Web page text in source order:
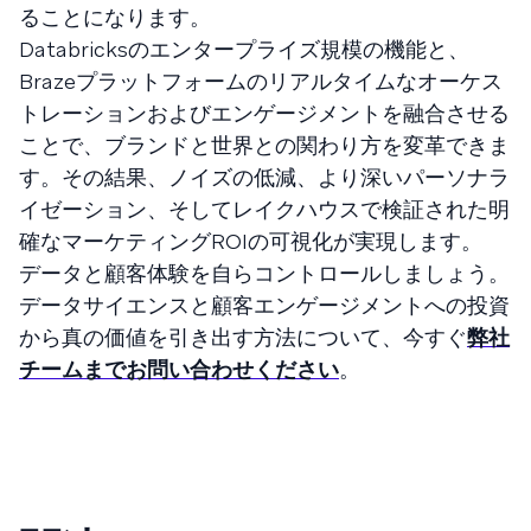
ることになります。
Databricksのエンタープライズ規模の機能と、
Brazeプラットフォームのリアルタイムなオーケス
トレーションおよびエンゲージメントを融合させる
ことで、ブランドと世界との関わり方を変革できま
す。その結果、ノイズの低減、より深いパーソナラ
イゼーション、そしてレイクハウスで検証された明
確なマーケティングROIの可視化が実現します。
データと顧客体験を自らコントロールしましょう。
データサイエンスと顧客エンゲージメントへの投資
から真の価値を引き出す方法について、今すぐ弊社
チームまでお問い合わせください。